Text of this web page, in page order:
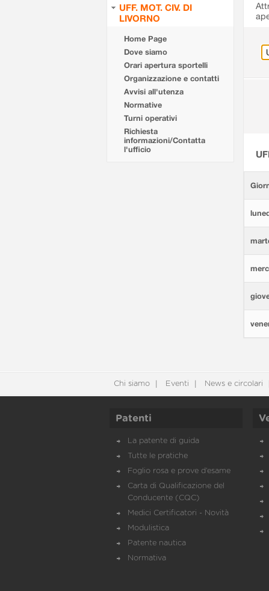
UFF. MOT. CIV. DI
LIVORNO
Home Page
Dove siamo
Orari apertura sportelli
Organizzazione e contatti
Avvisi all'utenza
Normative
Turni operativi
Richiesta
informazioni/Contatta
l'ufficio
Chi siamo Eventi News e circolari
Patenti
La patente di guida
Tutte le pratiche
Foglio rosa e prove d’esame
Carta di Qualificazione del
Conducente (CQC)
Medici Certificatori - Novità
Modulistica
Patente nautica
Normativa